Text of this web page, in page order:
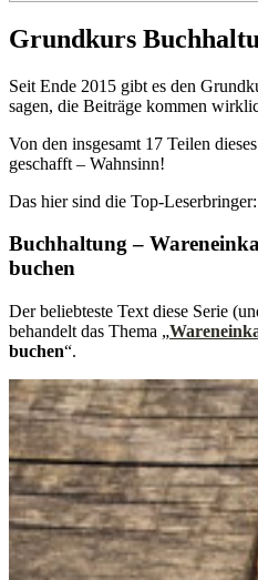
Grundkurs
Seit Ende 2015 gibt es den
sagen, die Beiträge kommen
Von den insgesamt 17 Teilen
geschafft – Wahnsinn!
Das hier sind die Top-Leserbringer:
Buchhaltung –
buchen
Der beliebteste Text diese Serie
behandelt das Thema „
buchen“.